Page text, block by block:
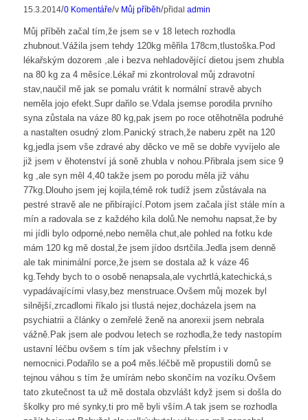
15.3.2014/0 Komentáře/v Můj příběh/přidal admin
Můj příběh začal tím,že jsem se v 18 letech rozhodla
zhubnout.Vážila jsem tehdy 120kg měřila 178cm,tlustoška.Pod
lékařským dozorem ,ale i bezva nehladovějící dietou jsem zhubla
na 80 kg za 4 měsíce.Lékař mi zkontroloval můj zdravotní
stav,naučil mě jak se pomalu vrátit k normální stravě abych
neměla jojo efekt.Supr dařilo se.Vdala jsemse porodila prvního
syna zůstala na váze 80 kg,pak jsem po roce otěhotněla podruhé
a nastalten osudný zlom.Panický strach,že naberu zpět na 120
kg,jedla jsem vše zdravé aby děcko ve mě se dobře vyvíjelo ale
již jsem v ěhotenství já soně zhubla v nohou.Přibrala jsem sice 9
kg ,ale syn měl 4,40 takže jsem po porodu měla již váhu
77kg.Dlouho jsem jej kojila,témě rok tudíž jsem zůstávala na
pestré stravě ale ne přibírající.Potom jsem začala jíst stále mín a
mín a radovala se z každého kila dolů.Ne nemohu napsat,že by
mi jídli bylo odporné,nebo neměla chut,ale pohled na fotku kde
mám 120 kg mě dostal,že jsem jídoo dsrtčila.Jedla jsem denně
ale tak minimální porce,že jsem se dostala až k váze 46
kg.Tehdy bych to o osobě nenapsala,ale vychrtlá,katechická,s
vypadávajícími vlasy,bez menstruace.Ovšem můj mozek byl
silnější,zrcadlomi říkalo jsi tlustá nejez,docházela jsem na
psychiatrii a články o zemřelé ženě na anorexii jsem nebrala
vážně.Pak jsem ale podvou letech se rozhodla,že tedy nastopím
ustavní léčbu ovšem s tím jak všechny přelstím i v
nemocnici.Podařilo se a po4 měs.léčbě mě propustili domů se
tejnou váhou s tím že umírám nebo skončím na vozíku.Ovšem
tato zkutečnost ta už mě dostala obzvlášt když jsem si došla do
školky pro mé synky,ti pro mě byli vším.A tak jsem se rozhodla